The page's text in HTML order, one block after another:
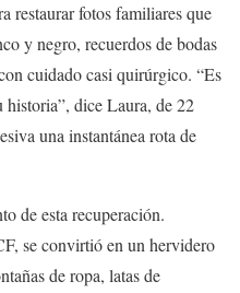
restaurar fotos familiares que
y negro, recuerdos de bodas
cuidado casi quirúrgico. “Es
historia”, dice Laura, de 22
una instantánea rota de
de esta recuperación.
se convirtió en un hervidero
de ropa, latas de